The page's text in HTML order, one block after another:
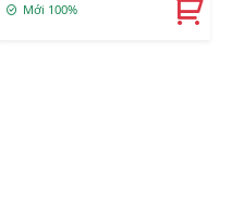
Mới 100%